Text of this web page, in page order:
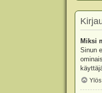
Miksi
Sinun
Ylös